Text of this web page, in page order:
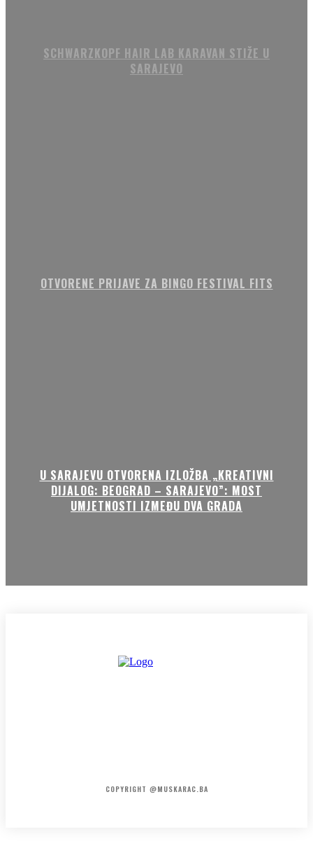
SCHWARZKOPF HAIR LAB KARAVAN STIŽE U
SARAJEVO
OTVORENE PRIJAVE ZA BINGO FESTIVAL FITS
U SARAJEVU OTVORENA IZLOŽBA „KREATIVNI
DIJALOG: BEOGRAD – SARAJEVO”: MOST
UMJETNOSTI IZMEĐU DVA GRADA
COPYRIGHT @MUSKARAC.BA